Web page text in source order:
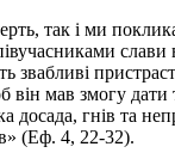
так і ми
мав змогу дати
гнів та
(Еф. 4, 22-32).